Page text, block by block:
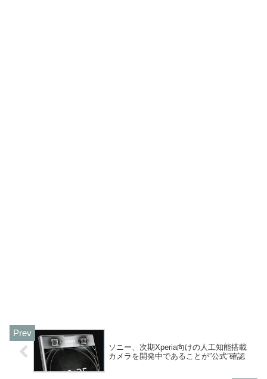
ソニー、次期Xperia向けの人工知能搭載
カメラを開発中であることが”公式”確認